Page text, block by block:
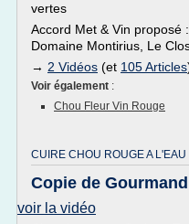
vertes
Accord Met & Vin proposé
Domaine Montirius, Le
→ 2 Vidéos (et 105 Articles
Voir également :
Chou Fleur Vin Rouge
CUIRE CHOU ROUGE A L'EAU
Copie de
voir la vidéo